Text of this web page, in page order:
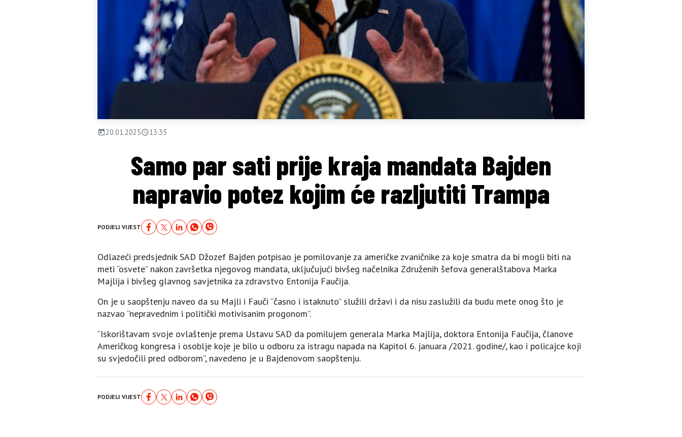
20.01.2025 13:35
Samo par sati prije kraja mandata Bajden
napravio potez kojim će razljutiti Trampa
PODJELI VIJEST
Odlazeći predsjednik SAD Džozef Bajden potpisao je pomilovanje za američke zvaničnike za koje smatra da bi mogli biti na
meti “osvete” nakon završetka njegovog mandata, uključujući bivšeg načelnika Združenih šefova generalštabova Marka
Majlija i bivšeg glavnog savjetnika za zdravstvo Еntonija Faučija.
On je u saopštenju naveo da su Majli i Fauči “časno i istaknuto” služili državi i da nisu zaslužili da budu mete onog što je
nazvao “nepravednim i politički motivisanim progonom”.
“Iskorištavam svoje ovlaštenje prema Ustavu SAD da pomilujem generala Marka Majlija, doktora Еntonija Faučija, članove
Američkog kongresa i osoblje koje je bilo u odboru za istragu napada na Kapitol 6. januara /2021. godine/, kao i policajce koji
su svjedočili pred odborom”, navedeno je u Bajdenovom saopštenju.
PODJELI VIJEST